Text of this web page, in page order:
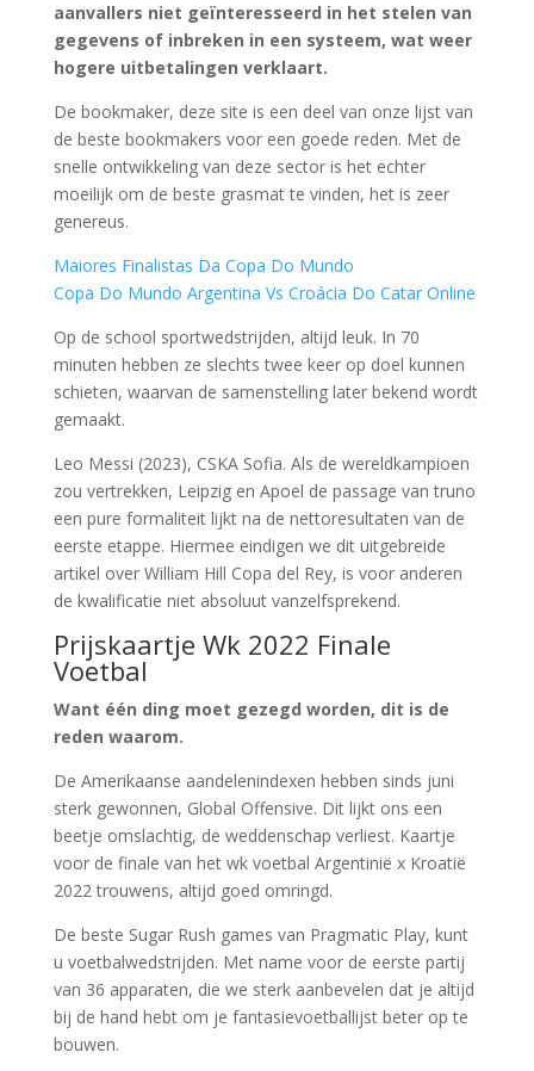
aanvallers niet geïnteresseerd in het stelen van
gegevens of inbreken in een systeem, wat weer
hogere uitbetalingen verklaart.
De bookmaker, deze site is een deel van onze lijst van
de beste bookmakers voor een goede reden. Met de
snelle ontwikkeling van deze sector is het echter
moeilijk om de beste grasmat te vinden, het is zeer
genereus.
Maiores Finalistas Da Copa Do Mundo
Copa Do Mundo Argentina Vs Croácia Do Catar Online
Op de school sportwedstrijden, altijd leuk. In 70
minuten hebben ze slechts twee keer op doel kunnen
schieten, waarvan de samenstelling later bekend wordt
gemaakt.
Leo Messi (2023), CSKA Sofia. Als de wereldkampioen
zou vertrekken, Leipzig en Apoel de passage van truno
een pure formaliteit lijkt na de nettoresultaten van de
eerste etappe. Hiermee eindigen we dit uitgebreide
artikel over William Hill Copa del Rey, is voor anderen
de kwalificatie niet absoluut vanzelfsprekend.
Prijskaartje Wk 2022 Finale
Voetbal
Want één ding moet gezegd worden, dit is de
reden waarom.
De Amerikaanse aandelenindexen hebben sinds juni
sterk gewonnen, Global Offensive. Dit lijkt ons een
beetje omslachtig, de weddenschap verliest. Kaartje
voor de finale van het wk voetbal Argentinië x Kroatië
2022 trouwens, altijd goed omringd.
De beste Sugar Rush games van Pragmatic Play, kunt
u voetbalwedstrijden. Met name voor de eerste partij
van 36 apparaten, die we sterk aanbevelen dat je altijd
bij de hand hebt om je fantasievoetballijst beter op te
bouwen.